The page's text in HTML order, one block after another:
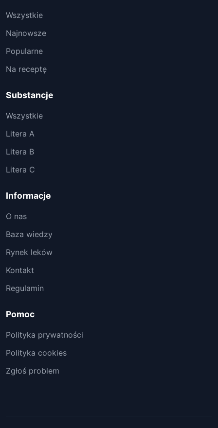
Wszystkie
Najnowsze
Popularne
Na receptę
Substancje
Wszystkie
Litera A
Litera B
Litera C
Informacje
O nas
Baza wiedzy
Rynek leków
Kontakt
Regulamin
Pomoc
Polityka prywatności
Polityka cookies
Zgłoś problem